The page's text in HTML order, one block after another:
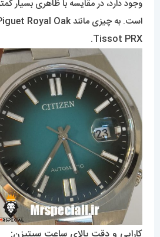
وجود دارد، در مقایسه با ظاهری بسیار
Tissot PRX.